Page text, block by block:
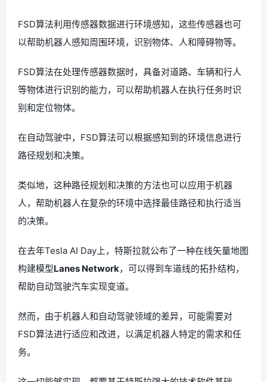
FSD算法利用传感器数据进行环境感知，这些传感器也可
以帮助机器人感知周围环境，识别物体、人和障碍物等。
FSD算法在处理传感器数据时，具备对道路、车辆和行人
等物体进行识别的能力，可以帮助机器人在执行任务时识
别和定位物体。
在自动驾驶中，FSD算法可以根据感知到的环境信息进行
路径规划和决策。
类似地，这种路径规划和决策的方法也可以应用于机器
人，帮助机器人在复杂的环境中选择最佳路径和执行适当
的决策。
在去年Tesla AI Day上，特斯拉就公布了一种在线矢量地图
构建模型Lanes Network，可以得到车道线的拓扑结构，
帮助自动驾驶汽车实现变道。
然而，由于机器人和自动驾驶领域的差异，可能需要对
FSD算法进行适应和改进，以满足机器人特定的需求和任
务。